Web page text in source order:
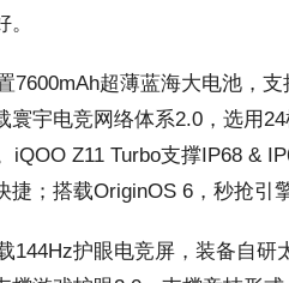
超薄蓝海大电池，支
寰宇电竞网络体系2.0，选用
iQOO Z11 Turbo支撑IP68 &
捷；搭载OriginOS 6，秒抢引
护眼电竞屏，装备自研